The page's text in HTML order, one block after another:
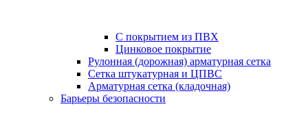
С покрытием из ПВХ
Цинковое покрытие
Рулонная (дорожная) арматурная сетка
Сетка штукатурная и ЦПВС
Арматурная сетка (кладочная)
Барьеры безопасности